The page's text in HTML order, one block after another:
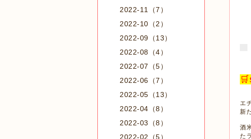
エ
新
酒
た
2022-11（7）
2022-10（2）
2022-09（13）
2022-08（4）
2022-07（5）
2022-06（7）
2022-05（13）
2022-04（8）
2022-03（8）
2022-02（5）